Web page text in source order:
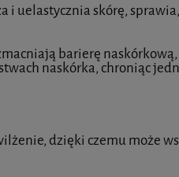
uelastycznia skórę, sprawia,
barierę
naskórka, chroniąc
dzięki czemu może